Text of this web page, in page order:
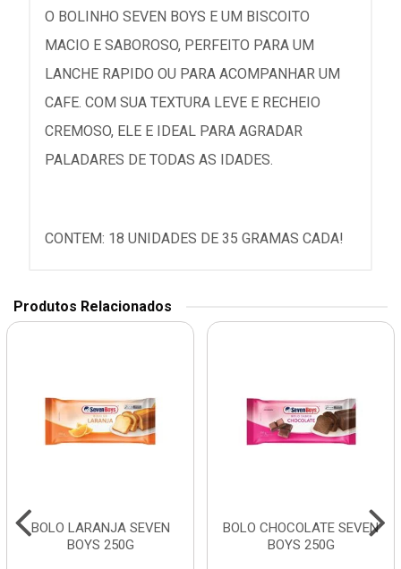
O BOLINHO SEVEN BOYS E UM BISCOITO
MACIO E SABOROSO, PERFEITO PARA UM
LANCHE RAPIDO OU PARA ACOMPANHAR UM
CAFE. COM SUA TEXTURA LEVE E RECHEIO
CREMOSO, ELE E IDEAL PARA AGRADAR
PALADARES DE TODAS AS IDADES.
CONTEM: 18 UNIDADES DE 35 GRAMAS CADA!
Produtos Relacionados
BOLO LARANJA SEVEN
BOYS 250G
BOLO CHOCOLATE SEVEN
BOYS 250G